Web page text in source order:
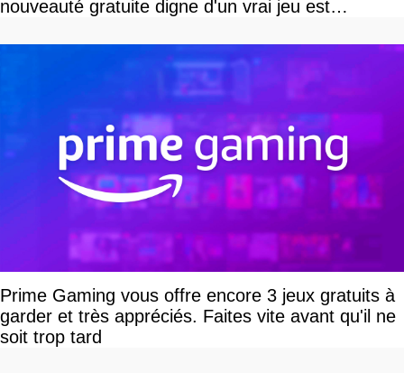
nouveauté gratuite digne d'un vrai jeu est
Prime Gaming vous offre encore 3 jeux gratuits à
garder et très appréciés. Faites vite avant qu'il ne
soit trop tard